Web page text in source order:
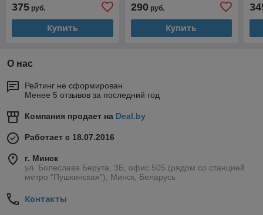
375 руб.
Купить
290руб.
Купить
О нас
Рейтинг не сформирован
Менее 5 отзывов за последний год
Компания продает на Deal.by
Работает с 18.07.2016
г. Минск
ул. Болеслава Берута, 3Б, офис 505 (рядом со станцией
метро "Пушкинская"), Минск, Беларусь
Контакты